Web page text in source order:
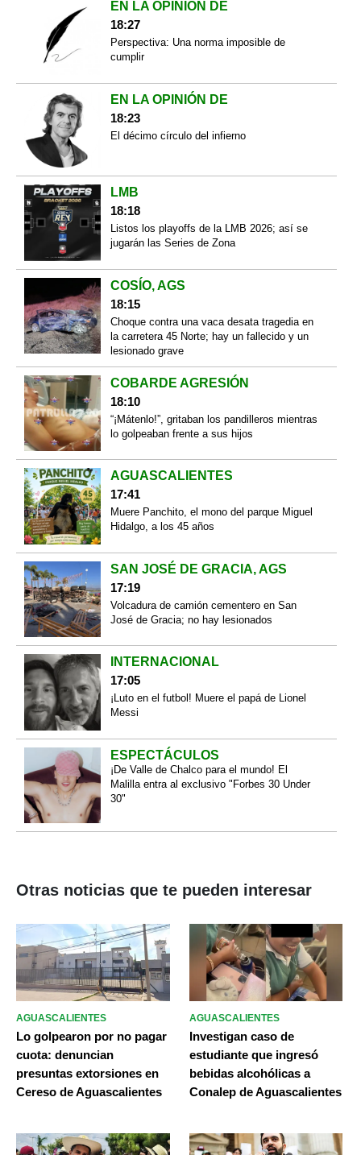
EN LA OPINIÓN DE
18:27
Perspectiva: Una norma imposible de
cumplir
EN LA OPINIÓN DE
18:23
El décimo círculo del infierno
LMB
18:18
Listos los playoffs de la LMB 2026; así se
jugarán las Series de Zona
COSÍO, AGS
18:15
Choque contra una vaca desata tragedia en
la carretera 45 Norte; hay un fallecido y un
lesionado grave
COBARDE AGRESIÓN
18:10
“¡Mátenlo!”, gritaban los pandilleros mientras
lo golpeaban frente a sus hijos
AGUASCALIENTES
17:41
Muere Panchito, el mono del parque Miguel
Hidalgo, a los 45 años
SAN JOSÉ DE GRACIA, AGS
17:19
Volcadura de camión cementero en San
José de Gracia; no hay lesionados
INTERNACIONAL
17:05
¡Luto en el futbol! Muere el papá de Lionel
Messi
ESPECTÁCULOS
¡De Valle de Chalco para el mundo! El
Malilla entra al exclusivo "Forbes 30 Under
30"
Otras noticias que te pueden interesar
AGUASCALIENTES
Lo golpearon por no pagar
cuota: denuncian
presuntas extorsiones en
Cereso de Aguascalientes
AGUASCALIENTES
Investigan caso de
estudiante que ingresó
bebidas alcohólicas a
Conalep de Aguascalientes